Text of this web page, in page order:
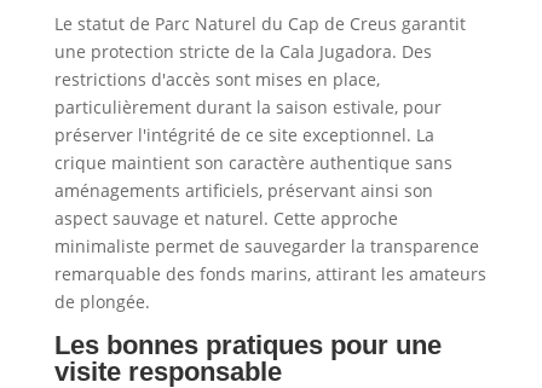
Le statut de Parc Naturel du Cap de Creus garantit
une protection stricte de la Cala Jugadora. Des
restrictions d'accès sont mises en place,
particulièrement durant la saison estivale, pour
préserver l'intégrité de ce site exceptionnel. La
crique maintient son caractère authentique sans
aménagements artificiels, préservant ainsi son
aspect sauvage et naturel. Cette approche
minimaliste permet de sauvegarder la transparence
remarquable des fonds marins, attirant les amateurs
de plongée.
Les bonnes pratiques pour une
visite responsable